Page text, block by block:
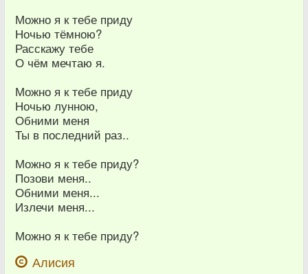
Можно я к тебе приду
Ночью тёмною?
Расскажу тебе
О чём мечтаю я.
Можно я к тебе приду
Ночью лунною,
Обними меня
Ты в последний раз..
Можно я к тебе приду?
Позови меня..
Обними меня...
Излечи меня...
Можно я к тебе приду?
Алисия